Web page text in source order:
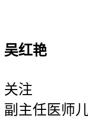
吴红艳
关注
副主任医师